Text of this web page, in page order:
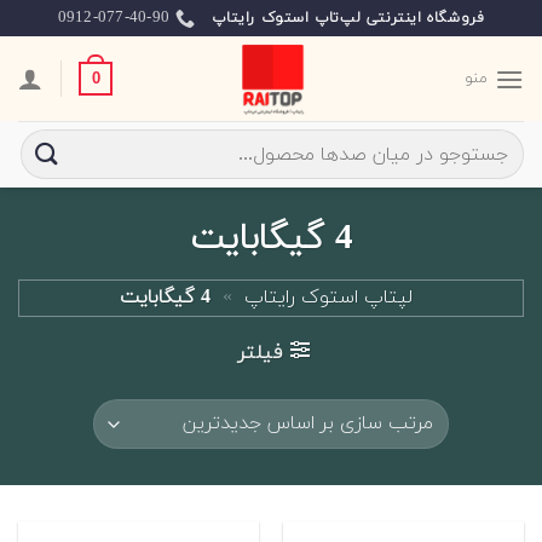
to
content
فروشگاه اینترنتی لپ‌تاپ استوک رایتاپ 0912-077-40-90
منو 0
جستجو
برای:
4 گیگابایت
لپتاپ استوک رایتاپ » 4 گیگابایت
فیلتر